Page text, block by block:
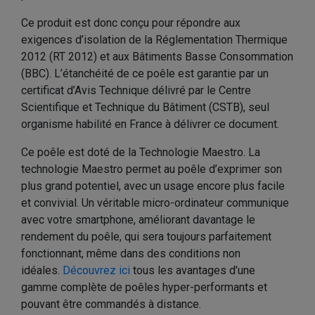
Ce produit est donc conçu pour répondre aux
exigences d’isolation de la Réglementation Thermique
2012 (RT 2012) et aux Bâtiments Basse Consommation
(BBC). L’étanchéité de ce poêle est garantie par un
certificat d’Avis Technique délivré par le Centre
Scientifique et Technique du Bâtiment (CSTB), seul
organisme habilité en France à délivrer ce document.
Ce poêle est doté de la Technologie Maestro. La
technologie Maestro permet au poêle d’exprimer son
plus grand potentiel, avec un usage encore plus facile
et convivial. Un véritable micro-ordinateur communique
avec votre smartphone, améliorant davantage le
rendement du poêle, qui sera toujours parfaitement
fonctionnant, même dans des conditions non
idéales. Découvrez ici tous les avantages d’une
gamme complète de poêles hyper-performants et
pouvant être commandés à distance.